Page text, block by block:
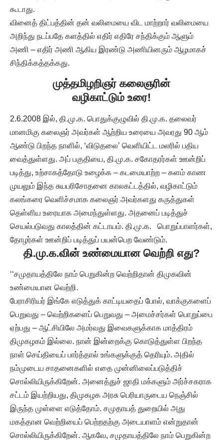
கூடாது.
வினைத் திட்பத்தின் தன் வலிமையை விட மாற்றார் வலிமையை
அறிந்து நடப்பதே களத்தில் எதிர் எதிரே சந்திக்கும் ஆளும்
அணி – எதிர் அணி ஆகிய இரண்டு அணியினரும் ஆழமாகச்
சிந்திக்கத்தக்கது.
முத்தமிழறிஞர் கலைஞரின்
வழிகாட்டும் உரை!
2.6.2008 இல், தி.மு.க. பொதுக்குழுவில் தி.மு.க. தலைவர்
மானமிகு கலைஞர் அவர்கள் ஆற்றிய உரையை அவரது 90 ஆம்
ஆண்டு பிறந்த நாளில், ‘விடுதலை’ வெளியிட்ட மலரில் பதிய
வைத்துள்ளது. அப் பகுதியை, தி.மு.க. சகோதரர்கள் ஊன்றிப்
படித்து, உற்சாகத்தோடு உழைக்க – கடமையாற்ற – களம் காண
முயலும் இந்த சுயபரிசோதனை காலகட்டத்தில், வழிகாட்டும்
கலங்கரை வெளிச்சமாக கலைஞர் அவர்களது கருத்துகள்
தெள்ளிய உரையாக அமைந்துள்ளது. அதனைப் படித்துச்
செயல்படுவது காலத்தின் கட்டாயம். தி.மு.க. பொறுப்பாளர்கள்,
தோழர்கள் ஊன்றிப் படித்துப் பயன்பெற வேண்டும்.
தி.மு.க.வின் உண்மையான வெற்றி எது?
‘‘சமுதாயத்திலே நாம் பெறுகின்ற வெற்றிதான் திமுகவின்
உண்மையான வெற்றி.
பேராசிரியர் இங்கே எடுத்துக் காட்டியதைப் போல், வாக்குகளைப்
பெறுவது – வெற்றிகளைப் பெறுவது – அமைச்சர்கள் பொறுப்பை
ஏற்பது – ஆட்சியிலே அமர்வது இவைகளுக்காக மாத்திரம்
திமுகழகம் இல்லை. நான் இன்றைக்கு கொடுத்துள்ள பிறந்த
நாள் செய்தியைப் பார்த்தால் உங்களுக்குத் தெரியும். அதில்
நம்முடைய சாதனைகளில் எதை முன்னிலைப்படுத்திச்
சொல்லியிருக்கிறேன். அனைத்துச் ஜாதி மக்களும் அர்ச்சகராக
சட்டம் இயற்றியது, திமுகழக அரசு பெரியாருடைய நெஞ்சில்
இருந்த முள்ளை எடுத்தோம். சமுதாயத் துறையில் அது
மகத்தான வெற்றியைப் பெற்றதற்கு அடையாளம் என்றுதான்
சொல்லியிருக்கிறேன். ஆகவே, சமுதாயத்திலே நாம் பெறுகின்ற